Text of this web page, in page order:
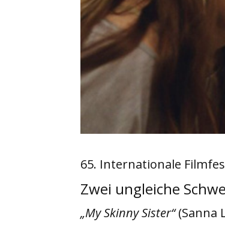
65. Internationale
Zwei ungleiche
„My Skinny Sister“(Sanna